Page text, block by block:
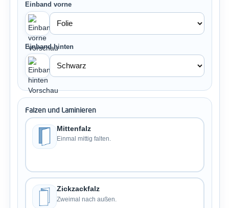
Einband vorne
Einband hinten
Falzen und Laminieren
Mittenfalz
Einmal mittig falten.
Zickzackfalz
Zweimal nach außen.